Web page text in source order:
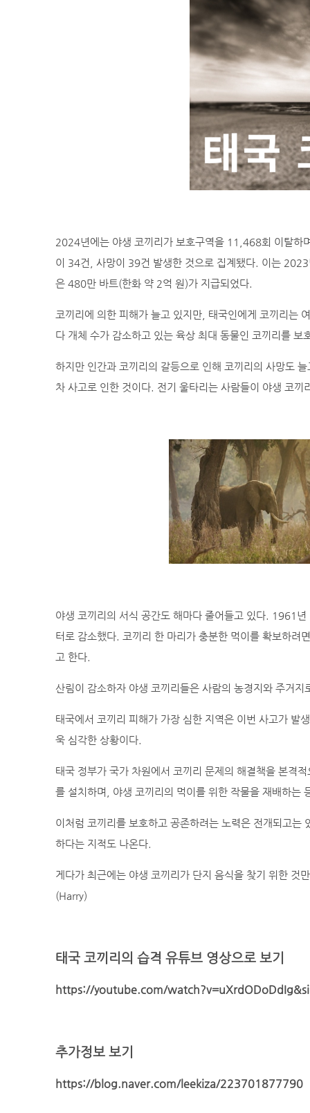
2024년에는 야생 코끼리가 보호구역을 11,468회 이탈
이 34건, 사망이 39건 발생한 것으로 집계됐다. 이는
은 480만 바트(한화 약 2억 원)가 지급되었다.
코끼리에 의한 피해가 늘고 있지만, 태국인에게 코끼리는
다 개체 수가 감소하고 있는 육상 최대 동물인 코끼리를
하지만 인간과 코끼리의 갈등으로 인해 코끼리의 사망도
차 사고로 인한 것이다. 전기 울타리는 사람들이 야생 코
야생 코끼리의 서식 공간도 해마다 줄어들고 있다. 1961
터로 감소했다. 코끼리 한 마리가 충분한 먹이를 확보하
고 한다.
산림이 감소하자 야생 코끼리들은 사람의 농경지와 주거
태국에서 코끼리 피해가 가장 심한 지역은 이번 사고가 발
욱 심각한 상황이다.
태국 정부가 국가 차원에서 코끼리 문제의 해결책을 본격
를 설치하며, 야생 코끼리의 먹이를 위한 작물을 재배하는
이처럼 코끼리를 보호하고 공존하려는 노력은 전개되고
하다는 지적도 나온다.
게다가 최근에는 야생 코끼리가 단지 음식을 찾기 위한 것
(Harry)
태국 코끼리의 습격 유튜브 영상으로 보기
https://youtube.com/
추가정보 보기
https://blog.naver.com/leekiza/223701877790